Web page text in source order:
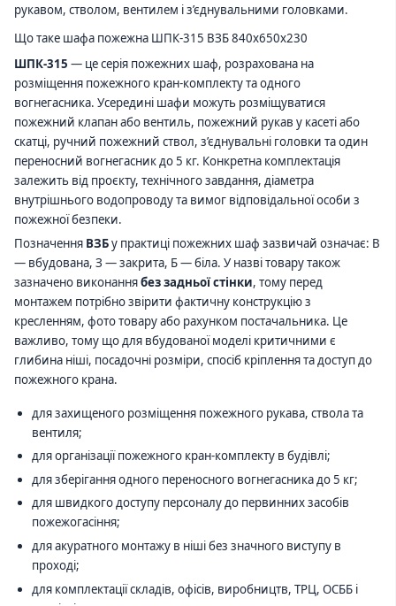
рукавом, стволом, вентилем і з’єднувальними головками.
Що таке шафа пожежна ШПК-315 ВЗБ 840х650х230
ШПК-315 — це серія пожежних шаф, розрахована на
розміщення пожежного кран-комплекту та одного
вогнегасника. Усередині шафи можуть розміщуватися
пожежний клапан або вентиль, пожежний рукав у касеті або
скатці, ручний пожежний ствол, з’єднувальні головки та один
переносний вогнегасник до 5 кг. Конкретна комплектація
залежить від проєкту, технічного завдання, діаметра
внутрішнього водопроводу та вимог відповідальної особи з
пожежної безпеки.
Позначення ВЗБу практиці пожежних шаф зазвичай означає: В
— вбудована, З — закрита, Б — біла. У назві товару також
зазначено виконаннябез задньої стінки, тому перед
монтажем потрібно звірити фактичну конструкцію з
кресленням, фото товару або рахунком постачальника. Це
важливо, тому що для вбудованої моделі критичними є
глибина ніші, посадочні розміри, спосіб кріплення та доступ до
пожежного крана.
для захищеного розміщення пожежного рукава, ствола та
вентиля;
для організації пожежного кран-комплекту в будівлі;
для зберігання одного переносного вогнегасника до 5 кг;
для швидкого доступу персоналу до первинних засобів
пожежогасіння;
для акуратного монтажу в ніші без значного виступу в
проході;
для комплектації складів, офісів, виробництв, ТРЦ, ОСББ і